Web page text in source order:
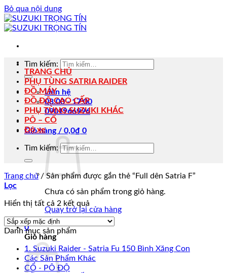
Bỏ qua nội dung
Tìm kiếm:
Liên hệ
08:00 - 17:00
0901966996
Giỏ hàng / 0,0₫ 0
Chưa có sản phẩm trong giỏ hàng.
Quay trở lại cửa hàng
0
Giỏ hàng
TRANG CHỦ
PHỤ TÙNG SATRIA RAIDER
ĐỒ MÁY
ĐỒ ĐỘ CAO CẤP
PHỤ TÙNG SUZUKI KHÁC
PÔ – CỔ
Độ xe
Tìm kiếm:
Trang chủ /Sản phẩm được gắn thẻ “Full dên Satria F”
Lọc
Hiển thị tất cả 2 kết quả
Danh mục sản phẩm
1. Suzuki Raider - Satria Fu 150 Bình Xăng Con
Các Sản Phẩm Khác
CỔ - PÔ ĐỘ